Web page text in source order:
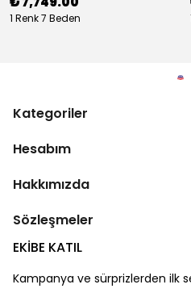
1 Renk 7 Beden
Kategoriler
Hesabım
Hakkımızda
Sözleşmeler
EKİBE KATIL
Kampanya ve sürprizlerden ilk